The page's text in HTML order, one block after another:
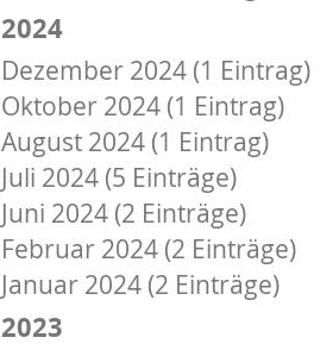
2024
Dezember 2024 (1 Eintrag)
Oktober 2024 (1 Eintrag)
August 2024 (1 Eintrag)
Juli 2024 (5 Einträge)
Juni 2024 (2 Einträge)
Februar 2024 (2 Einträge)
Januar 2024 (2 Einträge)
2023